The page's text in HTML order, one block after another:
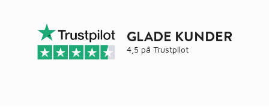
GLADE KUNDER
4,5 på Trustpilot